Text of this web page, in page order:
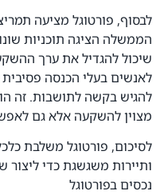
לבסוף, פורטוגל מציעה
הממשלה הציגה תוכניות
לאנשים בעלי הכנסה
להגיש בקשה לתושבות. זה
מצוין להשקעה אלא גם
לסיכום, פורטוגל משלבת
ותיירות משגשגת כדי
נכסים בפורטוגל